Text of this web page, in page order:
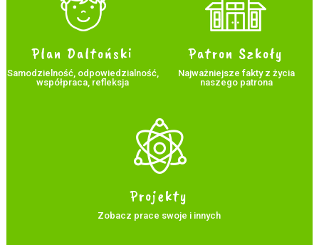
Plan Daltoński
Samodzielność, odpowiedzialność,
współpraca, refleksja
Patron Szkoły
Najważniejsze fakty z życia
naszego patrona
Projekty
Zobacz prace swoje i innych